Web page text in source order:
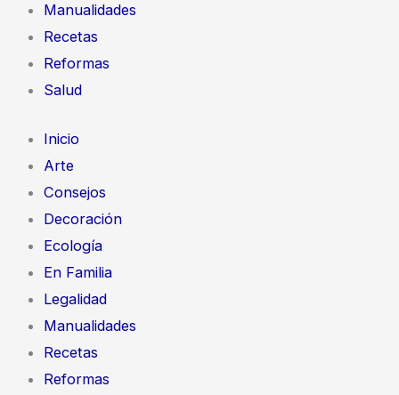
Manualidades
Recetas
Reformas
Salud
Inicio
Arte
Consejos
Decoración
Ecología
En Familia
Legalidad
Manualidades
Recetas
Reformas